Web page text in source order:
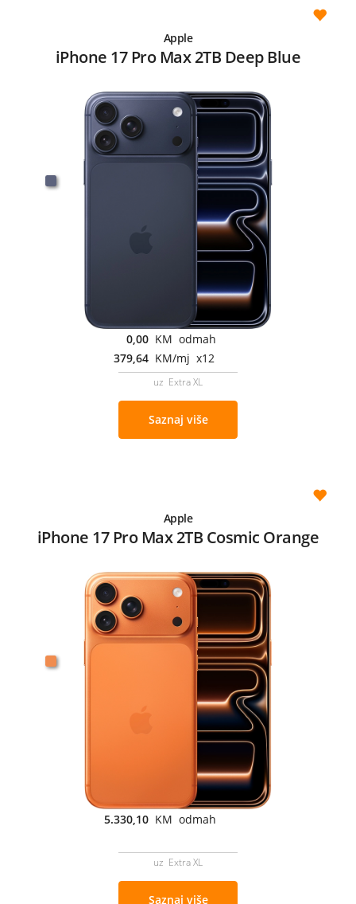
Apple
iPhone 17 Pro Max 2TB Deep Blue
0,00 KM odmah
379,64 KM/mj x12
uz Extra XL
Saznaj više
Apple
iPhone 17 Pro Max 2TB Cosmic Orange
5.330,10 KM odmah
uz Extra XL
Saznaj više